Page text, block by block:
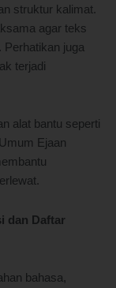
struktur kalimat.
agar teks
Perhatikan juga
terjadi
alat bantu seperti
Ejaan
dan Daftar
bahasa,